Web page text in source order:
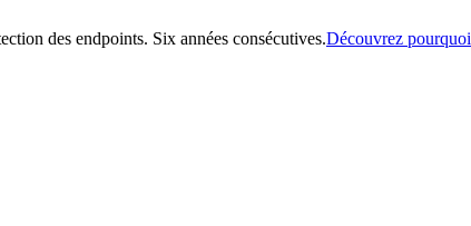
des endpoints. Six années consécutives.Découvrez pourquoi